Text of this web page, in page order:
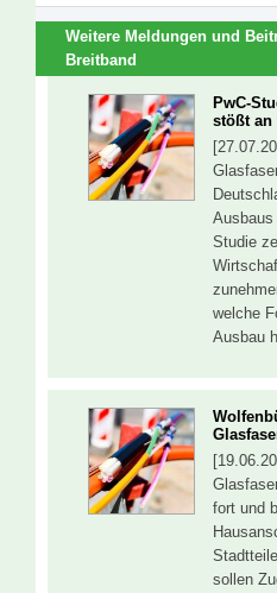
Weitere Meldungen und
Breitband
PwC-
stößt an
Studie
welche
Ausbau
fort und
sollen